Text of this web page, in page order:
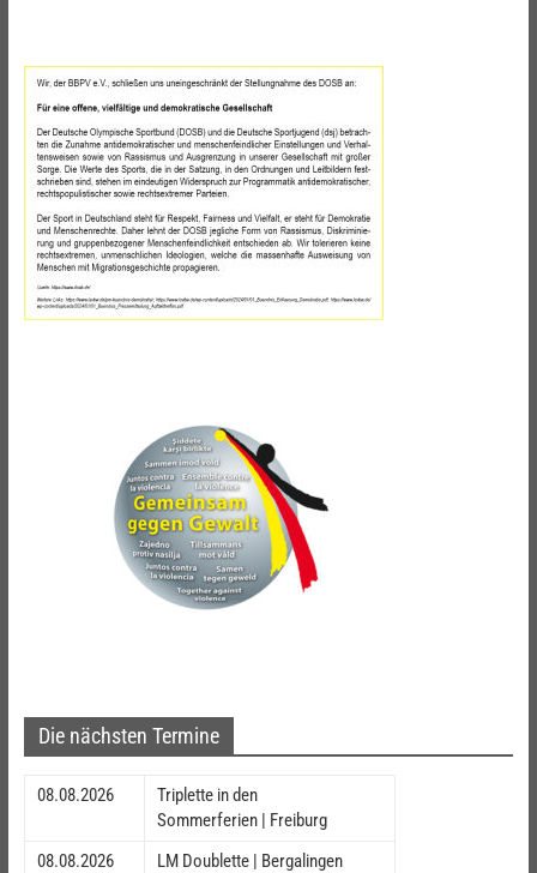
Die nächsten Termine
08.08.2026
Triplette in den
Sommerferien | Freiburg
08.08.2026
LM Doublette | Bergalingen